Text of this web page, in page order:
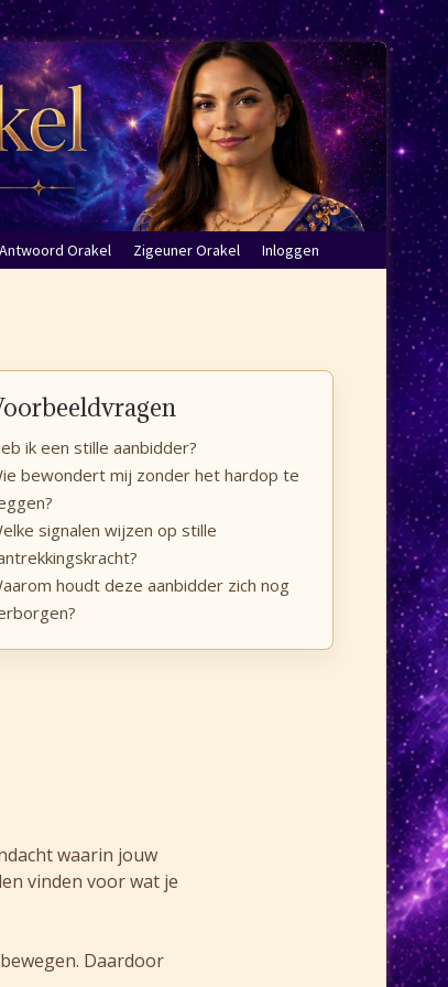
Antwoord Orakel Zigeuner Orakel Inloggen
ik een stille aanbidder?
bewondert mij zonder het hardop te
signalen wijzen op stille
houdt deze aanbidder zich nog
waarin jouw
vinden voor wat je
Daardoor